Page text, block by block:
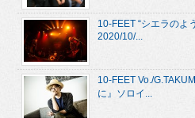
10-FEET “シエラのよ
2020/10/...
10-FEET Vo./
に』ソロイ...